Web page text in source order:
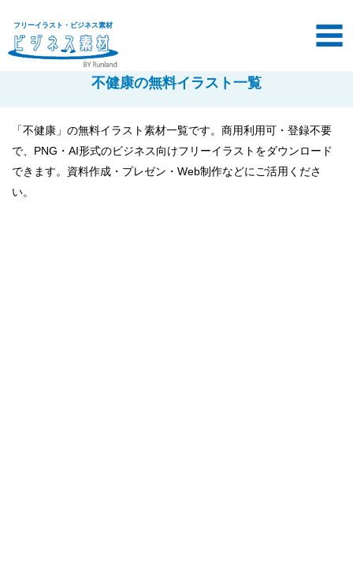
フリーイラスト・ビジネス素材
不健康の無料イラスト一覧
「不健康」の無料イラスト素材一覧です。商用利用可・登録不要
で、PNG・AI形式のビジネス向けフリーイラストをダウンロード
できます。資料作成・プレゼン・Web制作などにご活用くださ
い。